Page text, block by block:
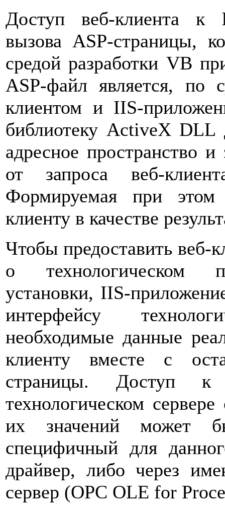
Доступ веб-клиента к
вызова ASP-страницы,
средой разработки VB
ASP-файл является, по
клиентом и IIS-
библиотеку ActiveX DLL
адресное пространство
от запроса веб-
Формируемая при этом
клиенту в качестве
Чтобы предоставить веб-
о технологическом
установки, IIS-
интерфейсу
необходимые данные
клиенту вместе с
страницы. Доступ к
технологическом
их значений может
специфичный для
драйвер, либо через
сервер (OPC OLE for